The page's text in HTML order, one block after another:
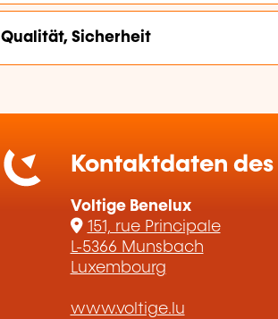
Qualität, Sicherheit
Kontaktdaten
Voltige Benelux
151, rue Principale
L-5366 Munsbach
Luxembourg
www.voltige.lu